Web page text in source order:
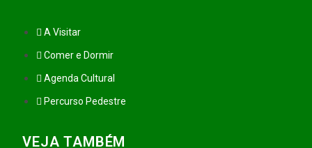
A Visitar
Comer e Dormir
Agenda Cultural
Percurso Pedestre
VEJA TAMBÉM